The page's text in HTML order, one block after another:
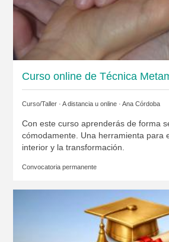
Curso online de Técnica
Curso/Taller · A distancia u online · Ana Córdoba
Con este curso aprenderás de forma
cómodamente. Una herramienta para
interior y la transformación.
Convocatoria permanente